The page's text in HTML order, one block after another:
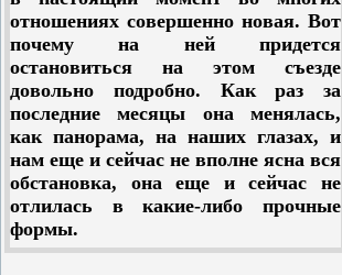
я буду говорить: а) состояние
массовых организаций,
окружающих партию и
связывающих ее с классом, и рост
коммунистического влияния в этих
организациях; б) состояние
госаппарата, наркоматского и
хозрасчетного, а также низового
советского аппарата, и рост
коммунистического влияния в этой
области; в) состав партии и
отношениях совершенно новая. Вот
почему на ней придется
остановиться на этом съезде
довольно подробно. Как раз за
последние месяцы она менялась,
как панорама, на наших глазах, и
нам еще и сейчас не вполне ясна вся
обстановка, она еще и сейчас не
отлилась в какие-либо прочные
формы.